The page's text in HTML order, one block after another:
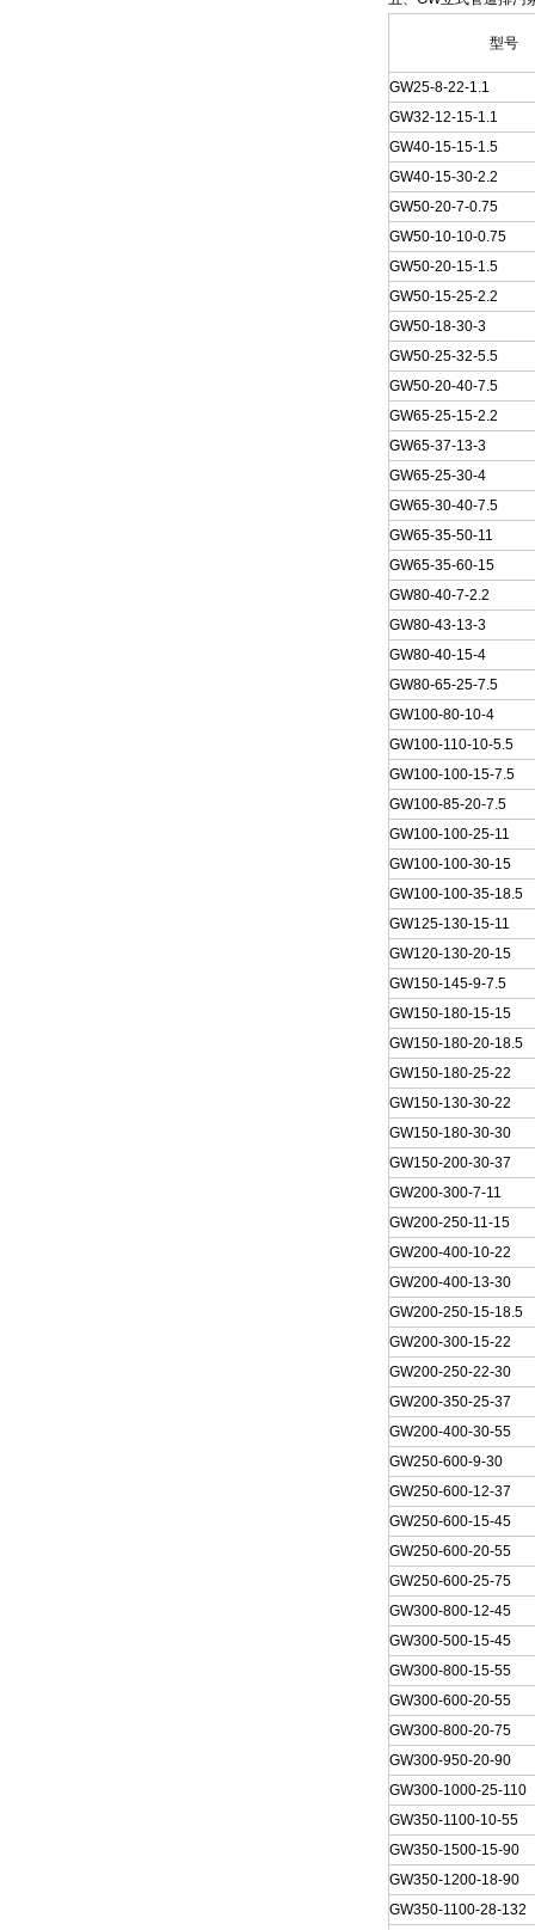
型号
GW25-8-22-1.1
GW32-12-15-1.1
GW40-15-15-1.5
GW40-15-30-2.2
GW50-20-7-0.75
GW50-10-10-0.75
GW50-20-15-1.5
GW50-15-25-2.2
GW50-18-30-3
GW50-25-32-5.5
GW50-20-40-7.5
GW65-25-15-2.2
GW65-37-13-3
GW65-25-30-4
GW65-30-40-7.5
GW65-35-50-11
GW65-35-60-15
GW80-40-7-2.2
GW80-43-13-3
GW80-40-15-4
GW80-65-25-7.5
GW100-80-10-4
GW100-110-10-5.5
GW100-100-15-7.5
GW100-85-20-7.5
GW100-100-25-11
GW100-100-30-15
GW100-100-35-18.5
GW125-130-15-11
GW120-130-20-15
GW150-145-9-7.5
GW150-180-15-15
GW150-180-20-18.5
GW150-180-25-22
GW150-130-30-22
GW150-180-30-30
GW150-200-30-37
GW200-300-7-11
GW200-250-11-15
GW200-400-10-22
GW200-400-13-30
GW200-250-15-18.5
GW200-300-15-22
GW200-250-22-30
GW200-350-25-37
GW200-400-30-55
GW250-600-9-30
GW250-600-12-37
GW250-600-15-45
GW250-600-20-55
GW250-600-25-75
GW300-800-12-45
GW300-500-15-45
GW300-800-15-55
GW300-600-20-55
GW300-800-20-75
GW300-950-20-90
GW300-1000-25-110
GW350-1100-10-55
GW350-1500-15-90
GW350-1200-18-90
GW350-1100-28-132